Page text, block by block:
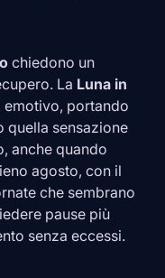
chiedono un
La Luna in
portando
quella sensazione
anche quando
agosto, con il
che sembrano
pause più
senza eccessi.